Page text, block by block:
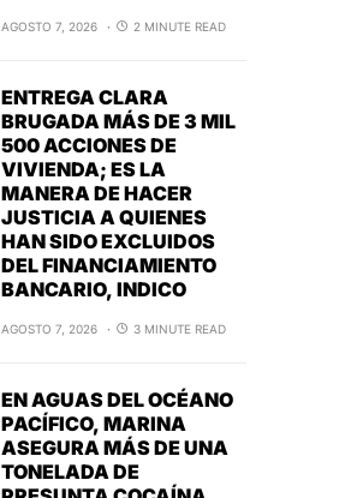
AGOSTO 7, 2026 2 MINUTE READ
ENTREGA CLARA
BRUGADA MÁS DE 3 MIL
500 ACCIONES DE
VIVIENDA; ES LA
MANERA DE HACER
JUSTICIA A QUIENES
HAN SIDO EXCLUIDOS
DEL FINANCIAMIENTO
BANCARIO, INDICO
AGOSTO 7, 2026 3 MINUTE READ
EN AGUAS DEL OCÉANO
PACÍFICO, MARINA
ASEGURA MÁS DE UNA
TONELADA DE